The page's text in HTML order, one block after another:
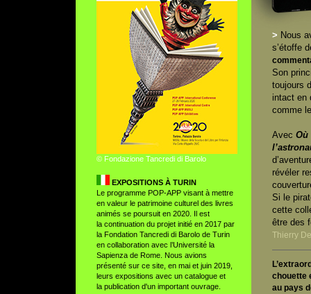
© Fondazione Tancredi di Barolo
EXPOSITIONS À TURIN
Le programme POP-APP visant à mettre
en valeur le patrimoine culturel des livres
animés se poursuit en 2020. Il est
la continuation du projet initié en 2017 par
la Fondation Tancredi di Barolo de Turin
en collaboration avec l’Université la
Sapienza de Rome. Nous avions
présenté sur ce site, en mai et juin 2019,
leurs expositions avec un catalogue et
la publication d'un important ouvrage.
> Nous
s’étoffe
Son
toujours
intact en
comme
Avec Où
révéler
Si le
cette
être des
Thierry
chouette
au pays